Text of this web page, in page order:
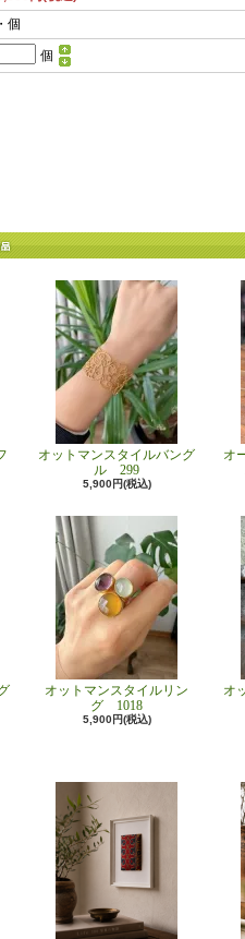
個
個
オットマンスタイルバング
ル 299
5,900円(税込)
オ
オットマンスタイルリン
グ 1018
5,900円(税込)
オ